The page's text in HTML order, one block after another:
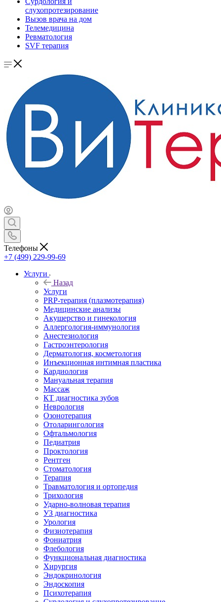
слухопротезирование
Вызов врача на дом
Телемедицина
Ревматология
SVF терапия
Телефоны
+7 (499) 229-99-69
Услуги
Назад
Услуги
PRP-терапия (плазмотерапия)
Медицинские анализы
Акушерство и гинекология
Аллергология-иммунология
Анестезиология
Гастроэнтерология
Дерматология, косметология
Инъекционная интимная пластика
Кардиология
Мануальная терапия
Массаж
КТ диагностика зубов
Неврология
Озонотерапия
Отоларингология
Офтальмология
Педиатрия
Проктология
Рентген
Стоматология
Терапия
Травматология и ортопедия
Трихология
Ударно-волновая терапия
УЗ диагностика
Урология
Физиотерапия
Фониатрия
Флебология
Функциональная диагностика
Хирургия
Эндокринология
Эндоскопия
Психотерапия